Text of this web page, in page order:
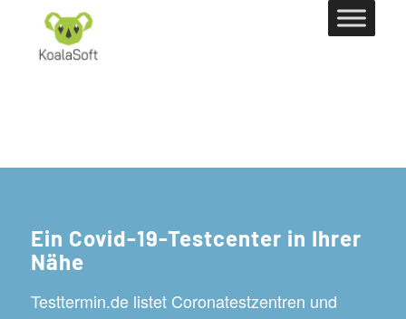
Ein Covid-19-Testcenter in Ihrer
Nähe
Testtermin.de listet Coronatestzentren und